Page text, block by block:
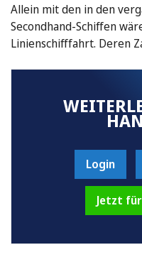
Allein mit den in den
Secondhand-Schiffen
Linienschifffahrt. Deren
Login
Jetzt